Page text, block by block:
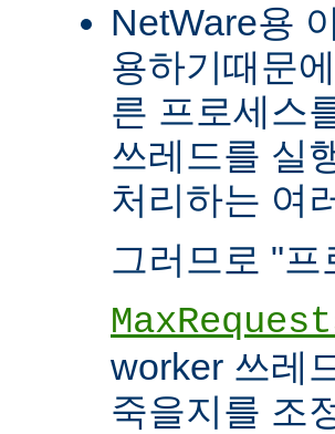
NetWare용
용하기때문
른 프로세스
쓰레드를 실
처리하는 여
그러므로 "
worker 쓰레
죽을지를 조